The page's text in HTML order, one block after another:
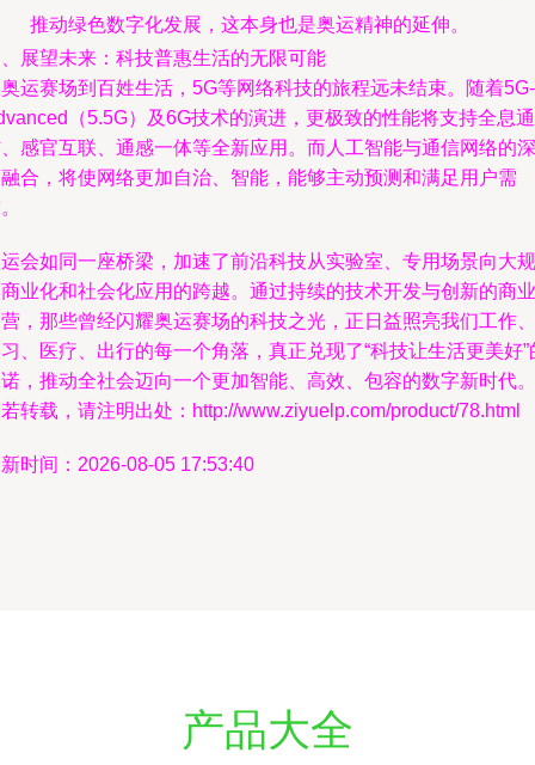
推动绿色数字化发展，这本身也是奥运精神的延伸。
展望未来：科技普惠生活的无限可能
运赛场到百姓生活，5G等网络科技的旅程远未结束。随着5G-
（5.5G）及6G技术的演进，更极致的性能将支持全息通
感官互联、通感一体等全新应用。而人工智能与通信网络的深
合，将使网络更加自治、智能，能够主动预测和满足用户需
会如同一座桥梁，加速了前沿科技从实验室、专用场景向大规
业化和社会化应用的跨越。通过持续的技术开发与创新的商业
，那些曾经闪耀奥运赛场的科技之光，正日益照亮我们工作、
、医疗、出行的每一个角落，真正兑现了“科技让生活更美好”
，推动全社会迈向一个更加智能、高效、包容的数字新时代。
转载，请注明出处：http://www.ziyuelp.com/product/78.html
时间：2026-08-05 17:53:40
产品大全